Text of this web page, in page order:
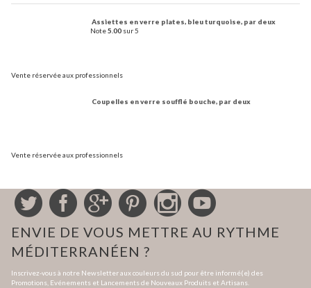
Assiettes en verre plates, bleu turquoise, par deux
Note5.00 sur 5
Vente réservée aux professionnels
Coupelles en verre soufflé bouche, par deux
Vente réservée aux professionnels
ENVIE DE VOUS METTRE AU RYTHME
MÉDITERRANÉEN ?
Inscrivez-vous à notre Newsletter aux couleurs du sud pour être informé(e) des
Promotions, Evénements et Lancements de Nouveaux Produits et Artisans.